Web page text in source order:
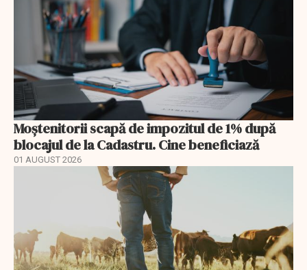
Moștenitorii scapă de impozitul de 1% după
blocajul de la Cadastru. Cine beneficiază
01 AUGUST 2026